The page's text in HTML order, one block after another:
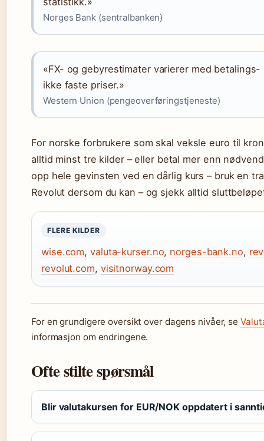
Norges Bank (sentralbanken)
«FX- og gebyrestimater varierer med
ikke faste priser.»
Western Union (pengeoverføringstjeneste)
For norske forbrukere som skal veksle euro til
alltid minst tre kilder – eller betal mer enn
opp hele gevinsten ved en dårlig kurs – bruk en
Revolut dersom du kan – og sjekk alltid
FLERE KILDER
wise.com,valuta-kurser.no, norges-bank.no,
revolut.com, visitnorway.com
For en grundigere oversikt over dagens nivåer, se
informasjon om endringene.
Ofte stilte spørsmål
Blir valutakursen for EUR/NOK oppdatert i